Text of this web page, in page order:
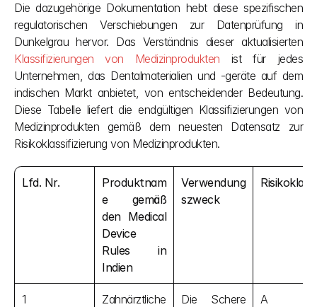
Die dazugehörige Dokumentation hebt diese spezifischen
regulatorischen Verschiebungen zur Datenprüfung in
Klassifizierungen von Medizinprodukten ist für jedes
Unternehmen, das Dentalmaterialien und -geräte auf dem
indischen Markt anbietet, von entscheidender Bedeutung.
Diese Tabelle liefert die endgültigen Klassifizierungen von
Medizinprodukten gemäß dem neuesten Datensatz zur
Risikoklassifizierung von Medizinprodukten.
Lfd. Nr.
Produktnam
e gemäß
den Medical
Device
Rules in
Indien
Verwendung
szweck
1
Zahnärztliche
Die Schere
A